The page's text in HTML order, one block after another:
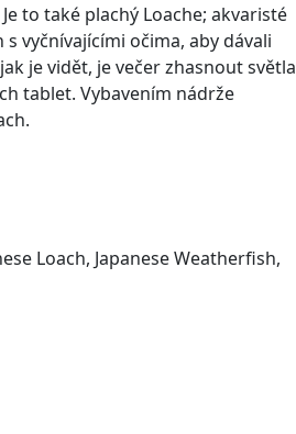
to také plachý Loache; akvaristé
vyčnívajícími očima, aby dávali
je vidět, je večer zhasnout světla
tablet. Vybavením nádrže
Loach, Japanese Weatherfish,